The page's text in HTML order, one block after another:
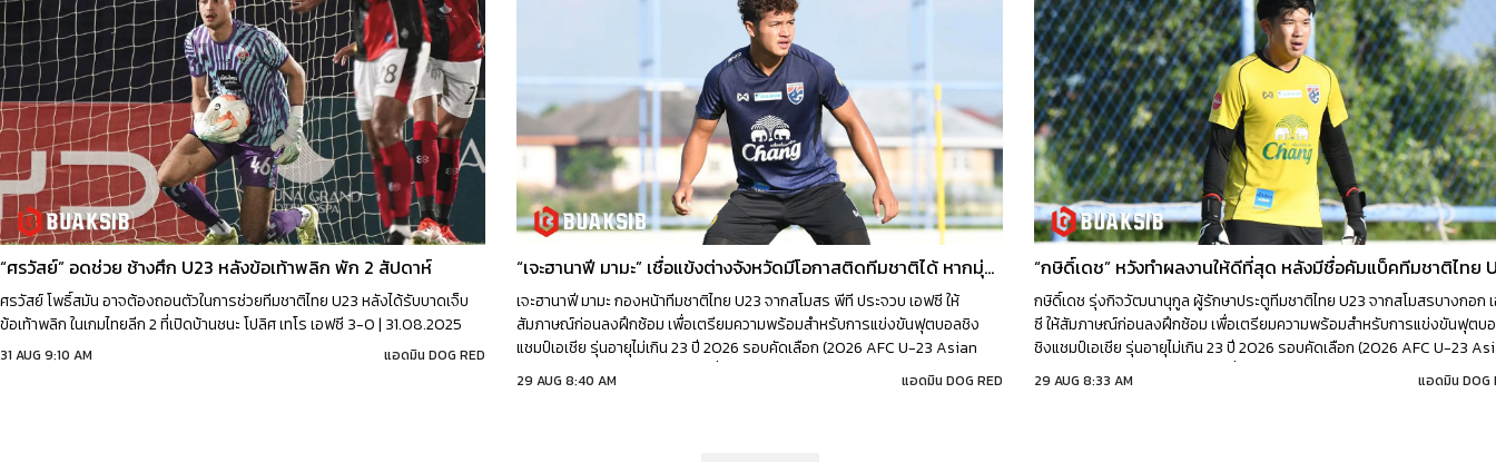
“ศรวัสย์” อดช่วย ช้างศึก U23 หลังข้อเท้าพลิก พัก 2 สัปดาห์
ศรวัสย์ โพธิ์สมัน อาจต้องถอนตัวในการช่วยทีมชาติไทย U23 หลังได้รับบาดเจ็บ
ข้อเท้าพลิก ในเกมไทยลีก 2 ที่เปิดบ้านชนะ โปลิศ เทโร เอฟซี 3-0 | 31.08.2025
31 AUG 9:10 AM แอดมิน DOG RED
“เจะฮานาฟี มามะ” เชื่อแข้งต่างจังหวัดมีโอกาสติดทีมชาติได้ หากมุ่งมั่นพัฒนา
เจะฮานาฟี มามะ กองหน้าทีมชาติไทย U23 จากสโมสร พีที ประจวบ เอฟซี ให้
สัมภาษณ์ก่อนลงฝึกซ้อม เพื่อเตรียมความพร้อมสำหรับการแข่งขันฟุตบอลชิง
แชมป์เอเชีย รุ่นอายุไม่เกิน 23 ปี 2026 รอบคัดเลือก (2026 AFC U-23 Asian
Cup qualification) ระหว่างวันที่ 3-9 กันยายน 2568 ณ ธรรมศาสตร์ สเตเดียม
29 AUG 8:40 AM แอดมิน DOG RED
“กษิดิ์เดช” หวังทำผลงานให้ดีที่สุด หลังมีชื่อคัมแบ็คทีมชาติไทย
กษิดิ์เดช รุ่งกิจวัฒนานุกูล ผู้รักษาประตูทีมชาติไทย U23 จากสโมสรบางกอก
ซี ให้สัมภาษณ์ก่อนลงฝึกซ้อม เพื่อเตรียมความพร้อมสำหรับการแข่งขันฟุตบ
ชิงแชมป์เอเชีย รุ่นอายุไม่เกิน 23 ปี 2026 รอบคัดเลือก (2026 AFC U-23
Cup qualification) ระหว่างวันที่ 3-9 กันยายน 2568 ณ ธรรมศาสตร์ สเต
29 AUG 8:33 AM แอดมิน DOG